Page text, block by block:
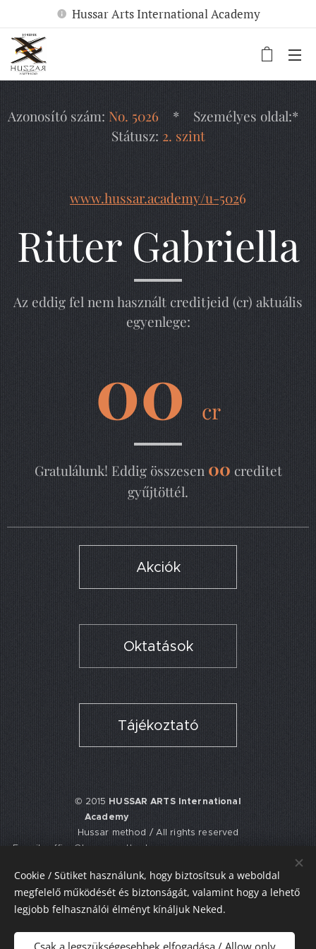
Hussar Arts International Academy
Azonosító szám: No. 5026* Személyes oldal:*
Státusz: 2. szint
www.hussar.academy/u-5026
Ritter Gabriella
Az eddig fel nem használt creditjeid (cr) aktuális
egyenlege:
00 cr
Gratulálunk! Eddig összesen 00 creditet
gyűjtöttél.
Akciók
Oktatások
Tájékoztató
© 2015 HUSSAR ARTS International
Academy
Hussar method / All rights reserved
E-mail: office@hussarmethod.com
Flat 3, 9. Fisher Place, EH17 8UY,
Edinburgh, UNITED KINGDOM
Cookie / Sütiket használunk, hogy biztosítsuk a weboldal
megfelelő működését és biztonságát, valamint hogy a lehető
legjobb felhasználói élményt kínáljuk Neked.
Csak a legszükségesebbek elfogadása / Allow only